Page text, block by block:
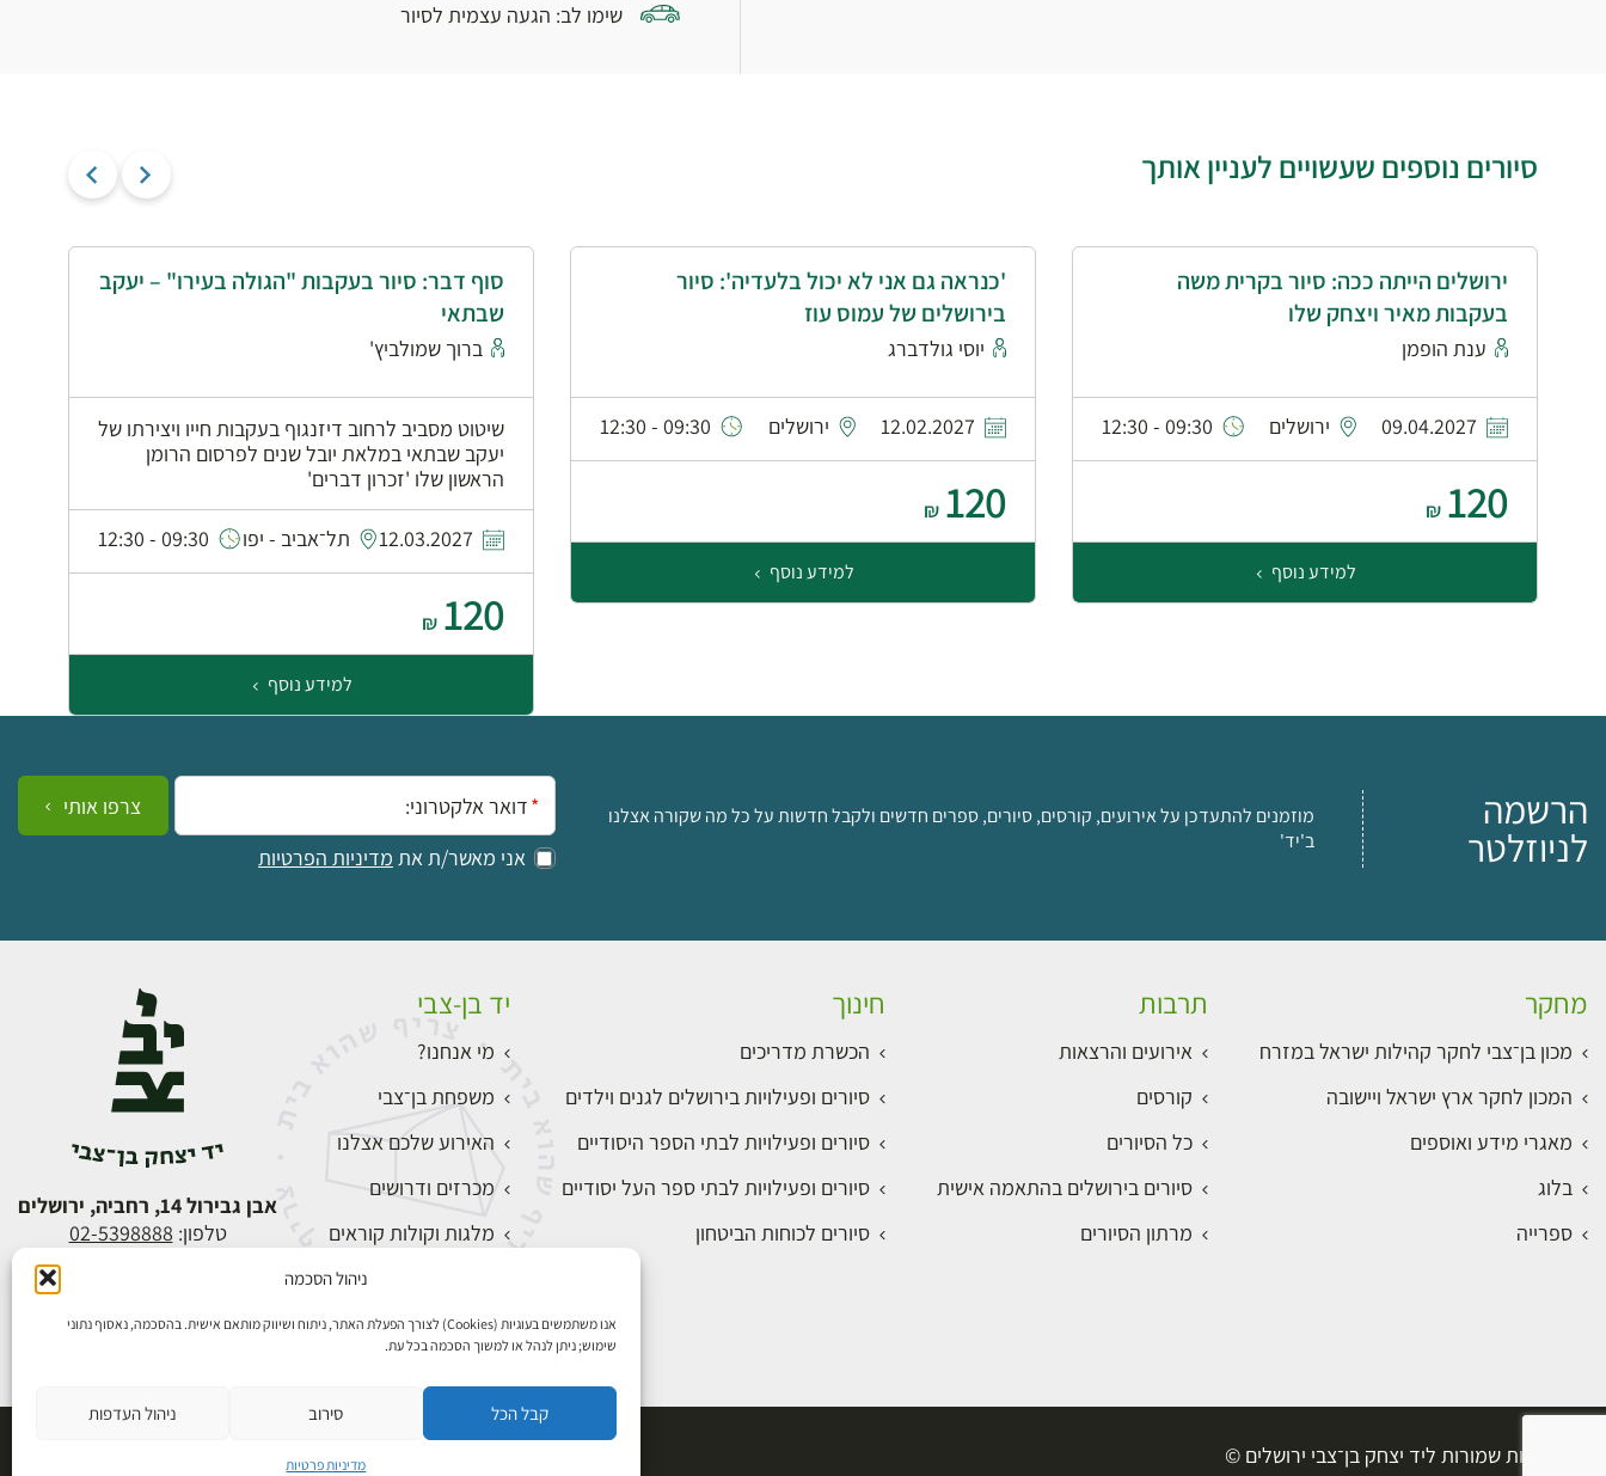
ניהול הסכמה
אנו משתמשים בעוגיות (Cookies) לצורך הפעלת האתר, ניתוח ושיווק מותאם אישית. בהסכמה, נאסוף נתוני
שימוש; ניתן לנהל או למשוך הסכמה בכל עת.
קבל הכל סירוב ניהול העדפות
מדיניות פרטיות
שימו לב: הגעה עצמית לסיור
סיורים נוספים שעשויים לעניין אותך
ירושלים הייתה ככה: סיור בקרית משה
בעקבות מאיר ויצחק שלו
ענת הופמן
09.04.2027 ירושלים 09:30 - 12:30
120
₪
למידע נוסף
'כנראה גם אני לא יכול בלעדיה': סיור
בירושלים של עמוס עוז
יוסי גולדברג
12.02.2027 ירושלים 09:30 - 12:30
120
₪
למידע נוסף
סוף דבר: סיור בעקבות "הגולה בעירו" – יעקב
שבתאי
ברוך שמולביץ'
שיטוט מסביב לרחוב דיזנגוף בעקבות חייו ויצירתו של
יעקב שבתאי במלאת יובל שנים לפרסום הרומן
הראשון שלו 'זכרון דברים'
12.03.2027 תל־אביב - יפו 09:30 - 12:30
120
₪
למידע נוסף
הרשמה
לניוזלטר
מוזמנים להתעדכן על אירועים, קורסים, סיורים, ספרים חדשים ולקבל חדשות על כל מה שקורה אצלנו
ב'יד'
אימייל:
אני מאשר/ת את מדיניות הפרטיות
צרפו אותי
מחקר
מכון בן־צבי לחקר קהילות ישראל במזרח
המכון לחקר ארץ ישראל ויישובה
מאגרי מידע ואוספים
בלוג
ספרייה
תרבות
אירועים והרצאות
קורסים
כל הסיורים
סיורים בירושלים בהתאמה אישית
מרתון הסיורים
חינוך
הכשרת מדריכים
סיורים ופעילויות בירושלים לגנים וילדים
סיורים ופעילויות לבתי הספר היסודיים
סיורים ופעילויות לבתי ספר העל יסודיים
סיורים לכוחות הביטחון
יד בן-צבי
מי אנחנו?
משפחת בן־צבי
האירוע שלכם אצלנו
מכרזים ודרושים
מלגות וקולות קוראים
התחברות
אבן גבירול 14, רחביה, ירושלים
טלפון: 02-5398888
כל הזכויות שמורות ליד יצחק בן־צבי ירושלים ©